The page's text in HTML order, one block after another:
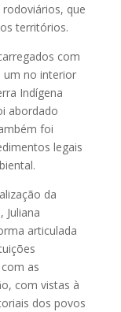
que
territórios.
com
no interior
Indígena
abordado
foi
legais
da
Juliana
articulada
as
com vistas à
dos povos